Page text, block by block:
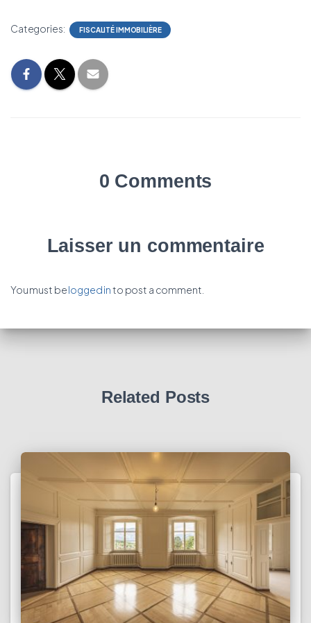
Categories: FISCALITÉ IMMOBILIÈRE
0 Comments
Laisser un commentaire
You must belogged into post a comment.
Related Posts